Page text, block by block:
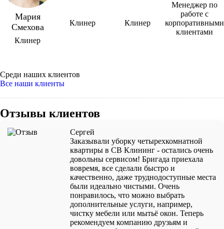
Мария
Смехова
Клинер
Клинер Клинер
Менеджер по
работе с
корпоративными
клиентами
Среди наших клиентов
Все наши клиенты
Отзывы клиентов
Сергей
Заказывали уборку четырехкомнатной
квартиры в СВ Клининг - остались очень
довольны сервисом! Бригада приехала
вовремя, все сделали быстро и
качественно, даже труднодоступные места
были идеально чистыми. Очень
понравилось, что можно выбрать
дополнительные услуги, например,
чистку мебели или мытьё окон. Теперь
рекомендуем компанию друзьям и